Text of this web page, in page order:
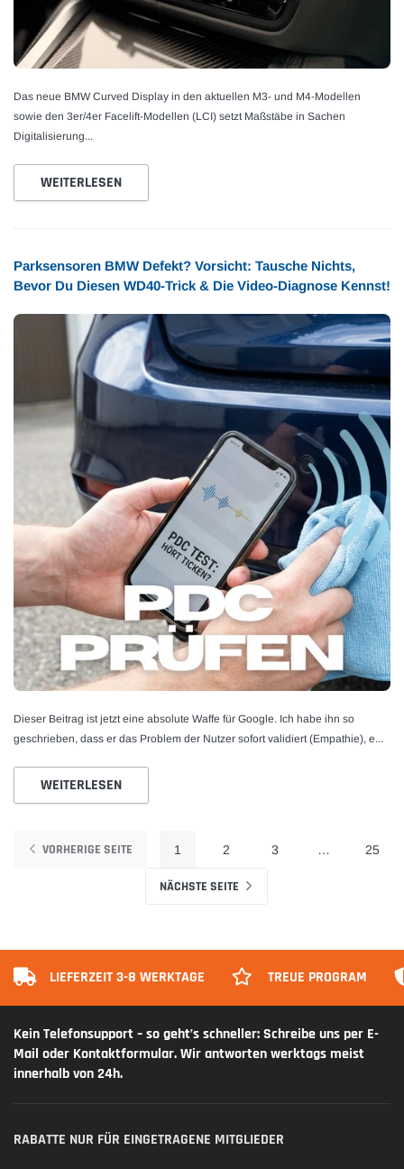
Das neue BMW Curved Display in den aktuellen M3- und M4-Modellen
sowie den 3er/4er Facelift-Modellen (LCI) setzt Maßstäbe in Sachen
Digitalisierung...
WEITERLESEN
Parksensoren BMW Defekt? Vorsicht: Tausche Nichts,
Bevor Du Diesen WD40-Trick & Die Video-Diagnose Kennst!
Dieser Beitrag ist jetzt eine absolute Waffe für Google. Ich habe ihn so
geschrieben, dass er das Problem der Nutzer sofort validiert (Empathie), e...
WEITERLESEN
VORHERIGE SEITE 1 2 3 … 25
NÄCHSTE SEITE
LIEFERZEIT 3-8 WERKTAGE TREUE PROGRAM
Kein Telefonsupport – so geht’s schneller: Schreibe uns per E-
Mail oder Kontaktformular. Wir antworten werktags meist
innerhalb von 24h.
RABATTE NUR FÜR EINGETRAGENE MITGLIEDER